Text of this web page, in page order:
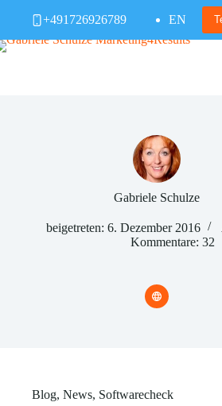
+491726926789 EN
Gabriele Schulze
beigetreten: 6. Dezember 2016
Kommentare: 32
Blog, News, Softwarecheck